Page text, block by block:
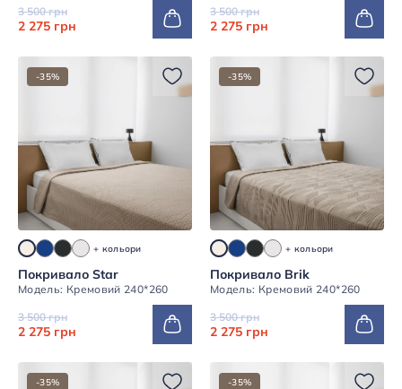
3 500 грн
2 275 грн
3 500 грн
2 275 грн
-35%
+ кольори
Покривало Star
Модель: Кремовий 240*260
3 500 грн
2 275 грн
-35%
+ кольори
Покривало Brik
Модель: Кремовий 240*260
3 500 грн
2 275 грн
-35% -35%